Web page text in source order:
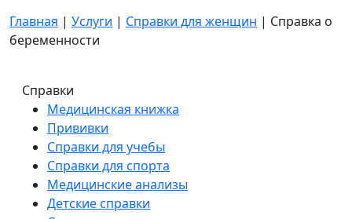
Главная | Услуги | Справки для женщин | Справка о
беременности
Справки
Медицинская книжка
Прививки
Справки для учебы
Справки для спорта
Медицинские анализы
Детские справки